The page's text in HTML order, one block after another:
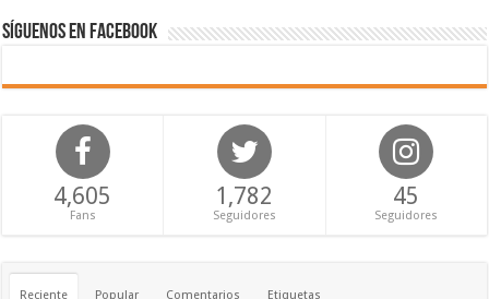
Síguenos en Facebook
4,605
Fans
1,782
Seguidores
45
Seguidores
Reciente Popular Comentarios Etiquetas